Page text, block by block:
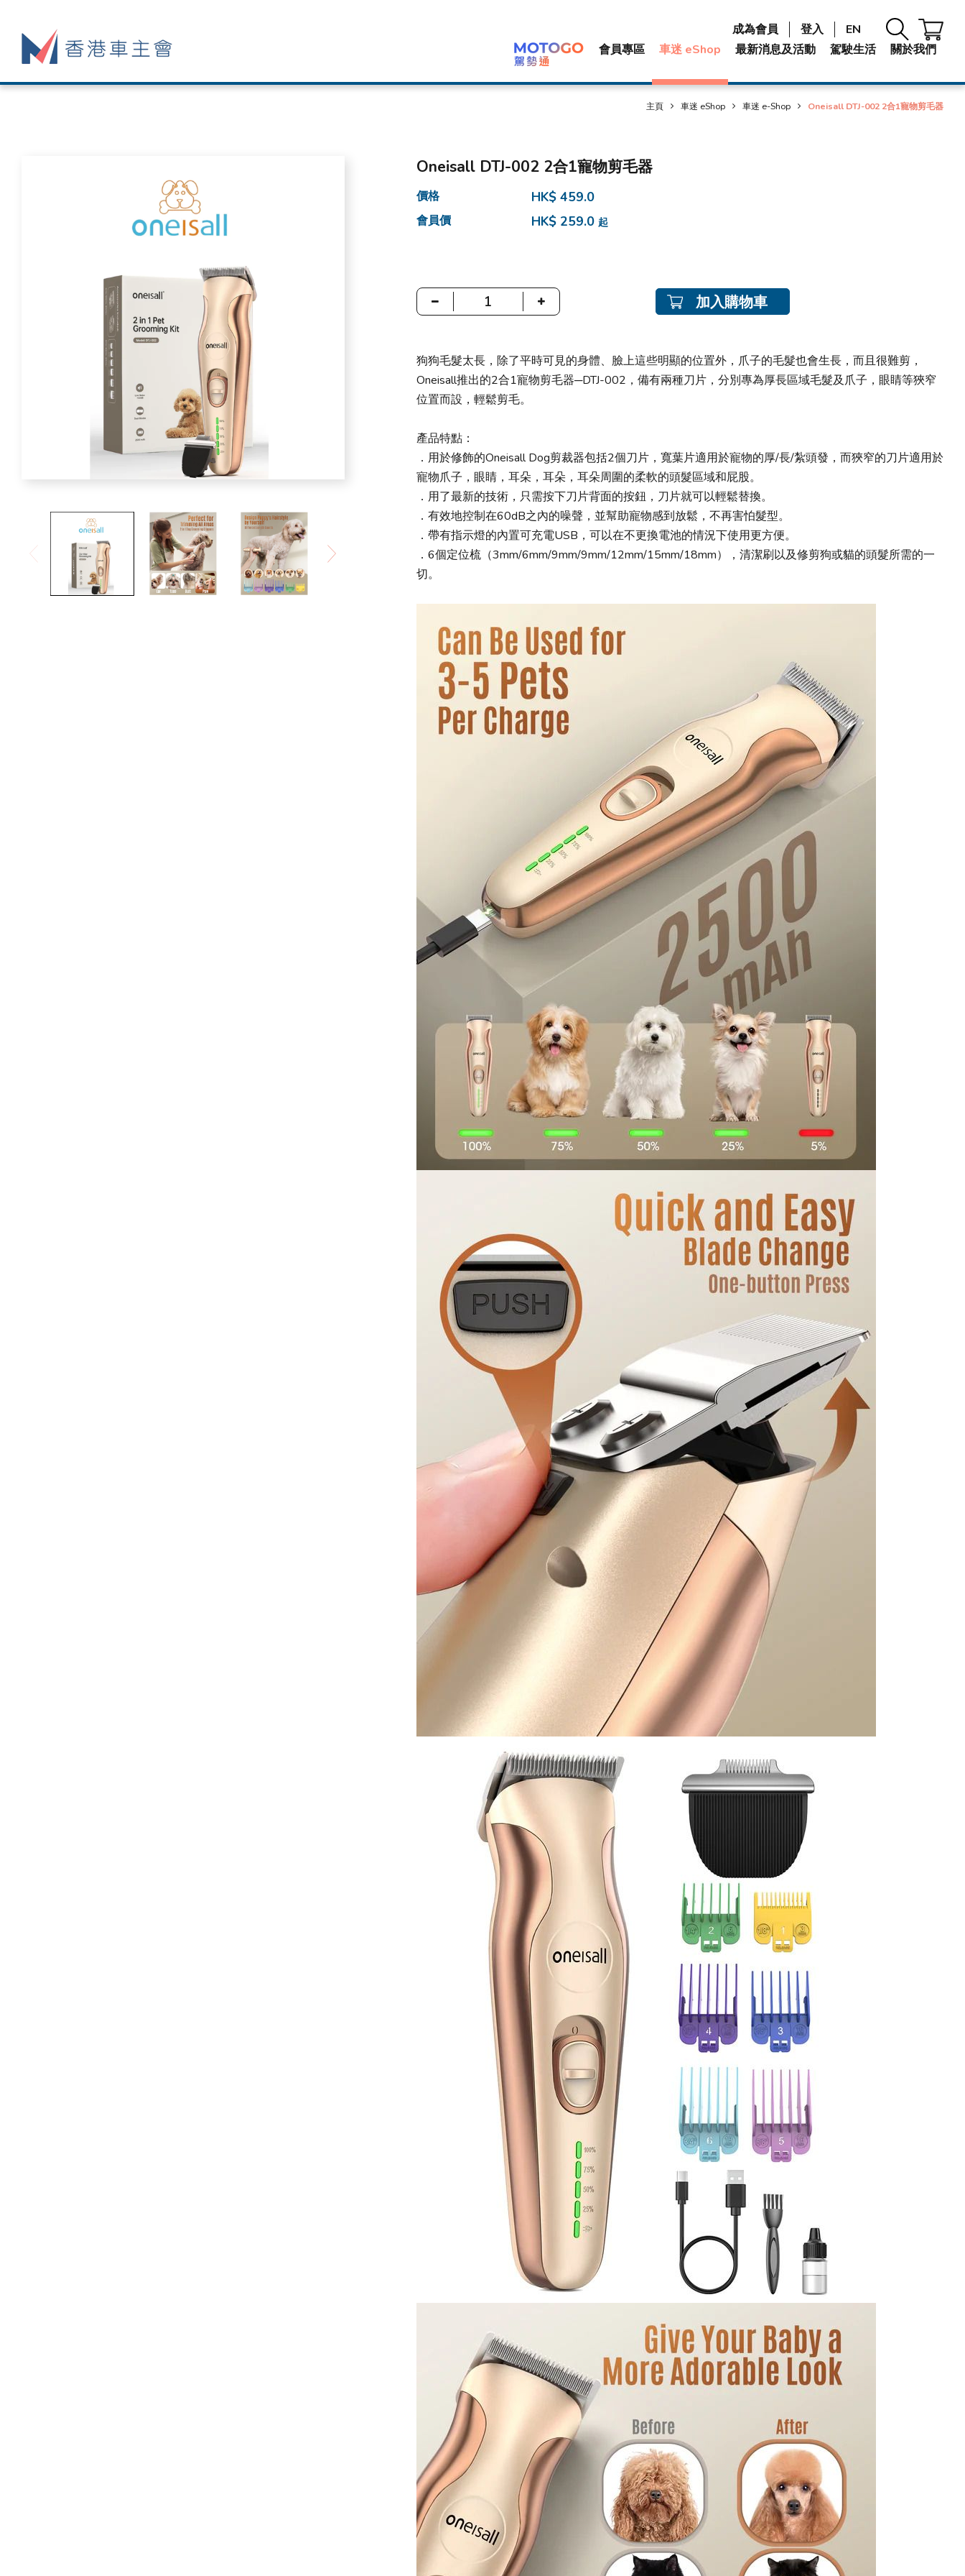
會員專區 車迷 eShop 最新消息及活動 駕駛生活 關於我們
成為會員 登入 EN
主頁 車迷 eShop 車迷 e-Shop Oneisall DTJ-002 2合1寵物剪毛器
Oneisall DTJ-002 2合1寵物剪毛器
價格 HK$ 459.0
會員價 HK$ 259.0 起
加入購物車
狗狗毛髮太長，除了平時可見的身體、臉上這些明顯的位置外，爪子的毛髮也會生長，而且很難剪，
Oneisall推出的2合1寵物剪毛器─DTJ-002，備有兩種刀片，分別專為厚長區域毛髮及爪子，眼睛等狹窄
位置而設，輕鬆剪毛。
產品特點：
．用於修飾的Oneisall Dog剪裁器包括2個刀片，寬葉片適用於寵物的厚/長/紮頭發，而狹窄的刀片適用於
寵物爪子，眼睛，耳朵，耳朵，耳朵周圍的柔軟的頭髮區域和屁股。
．用了最新的技術，只需按下刀片背面的按鈕，刀片就可以輕鬆替換。
．有效地控制在60dB之內的噪聲，並幫助寵物感到放鬆，不再害怕髮型。
．帶有指示燈的內置可充電USB，可以在不更換電池的情況下使用更方便。
．6個定位梳（3mm/6mm/9mm/9mm/12mm/15mm/18mm），清潔刷以及修剪狗或貓的頭髮所需的一
切。